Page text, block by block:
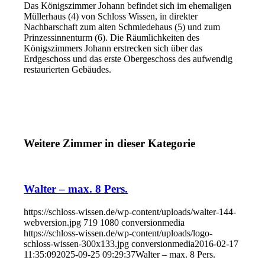
Das Königszimmer Johann befindet sich im ehemaligen
Müllerhaus (4) von Schloss Wissen, in direkter
Nachbarschaft zum alten Schmiedehaus (5) und zum
Prinzessinnenturm (6). Die Räumlichkeiten des
Königszimmers Johann erstrecken sich über das
Erdgeschoss und das erste Obergeschoss des aufwendig
restaurierten Gebäudes.
Weitere Zimmer in dieser Kategorie
Walter – max. 8 Pers.
https://schloss-wissen.de/wp-content/uploads/walter-144-
webversion.jpg 719 1080 conversionmedia
https://schloss-wissen.de/wp-content/uploads/logo-
schloss-wissen-300x133.jpg conversionmedia2016-02-17
11:35:092025-09-25 09:29:37Walter – max. 8 Pers.